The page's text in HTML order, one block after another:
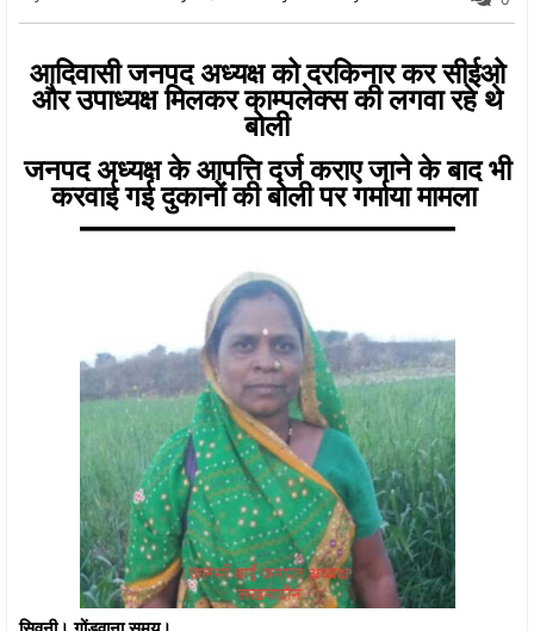
आदिवासी जनपद अध्यक्ष को दरकिनार कर सीईओ
और उपाध्यक्ष मिलकर काम्पलेक्स की लगवा रहे थे
बोली
जनपद अध्यक्ष के आपत्ति दर्ज कराए जाने के बाद भी
करवाई गई दुकानों की बोली पर गर्माया मामला